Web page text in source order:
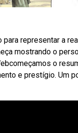
representar a
mostrando o
o
e prestígio. Um